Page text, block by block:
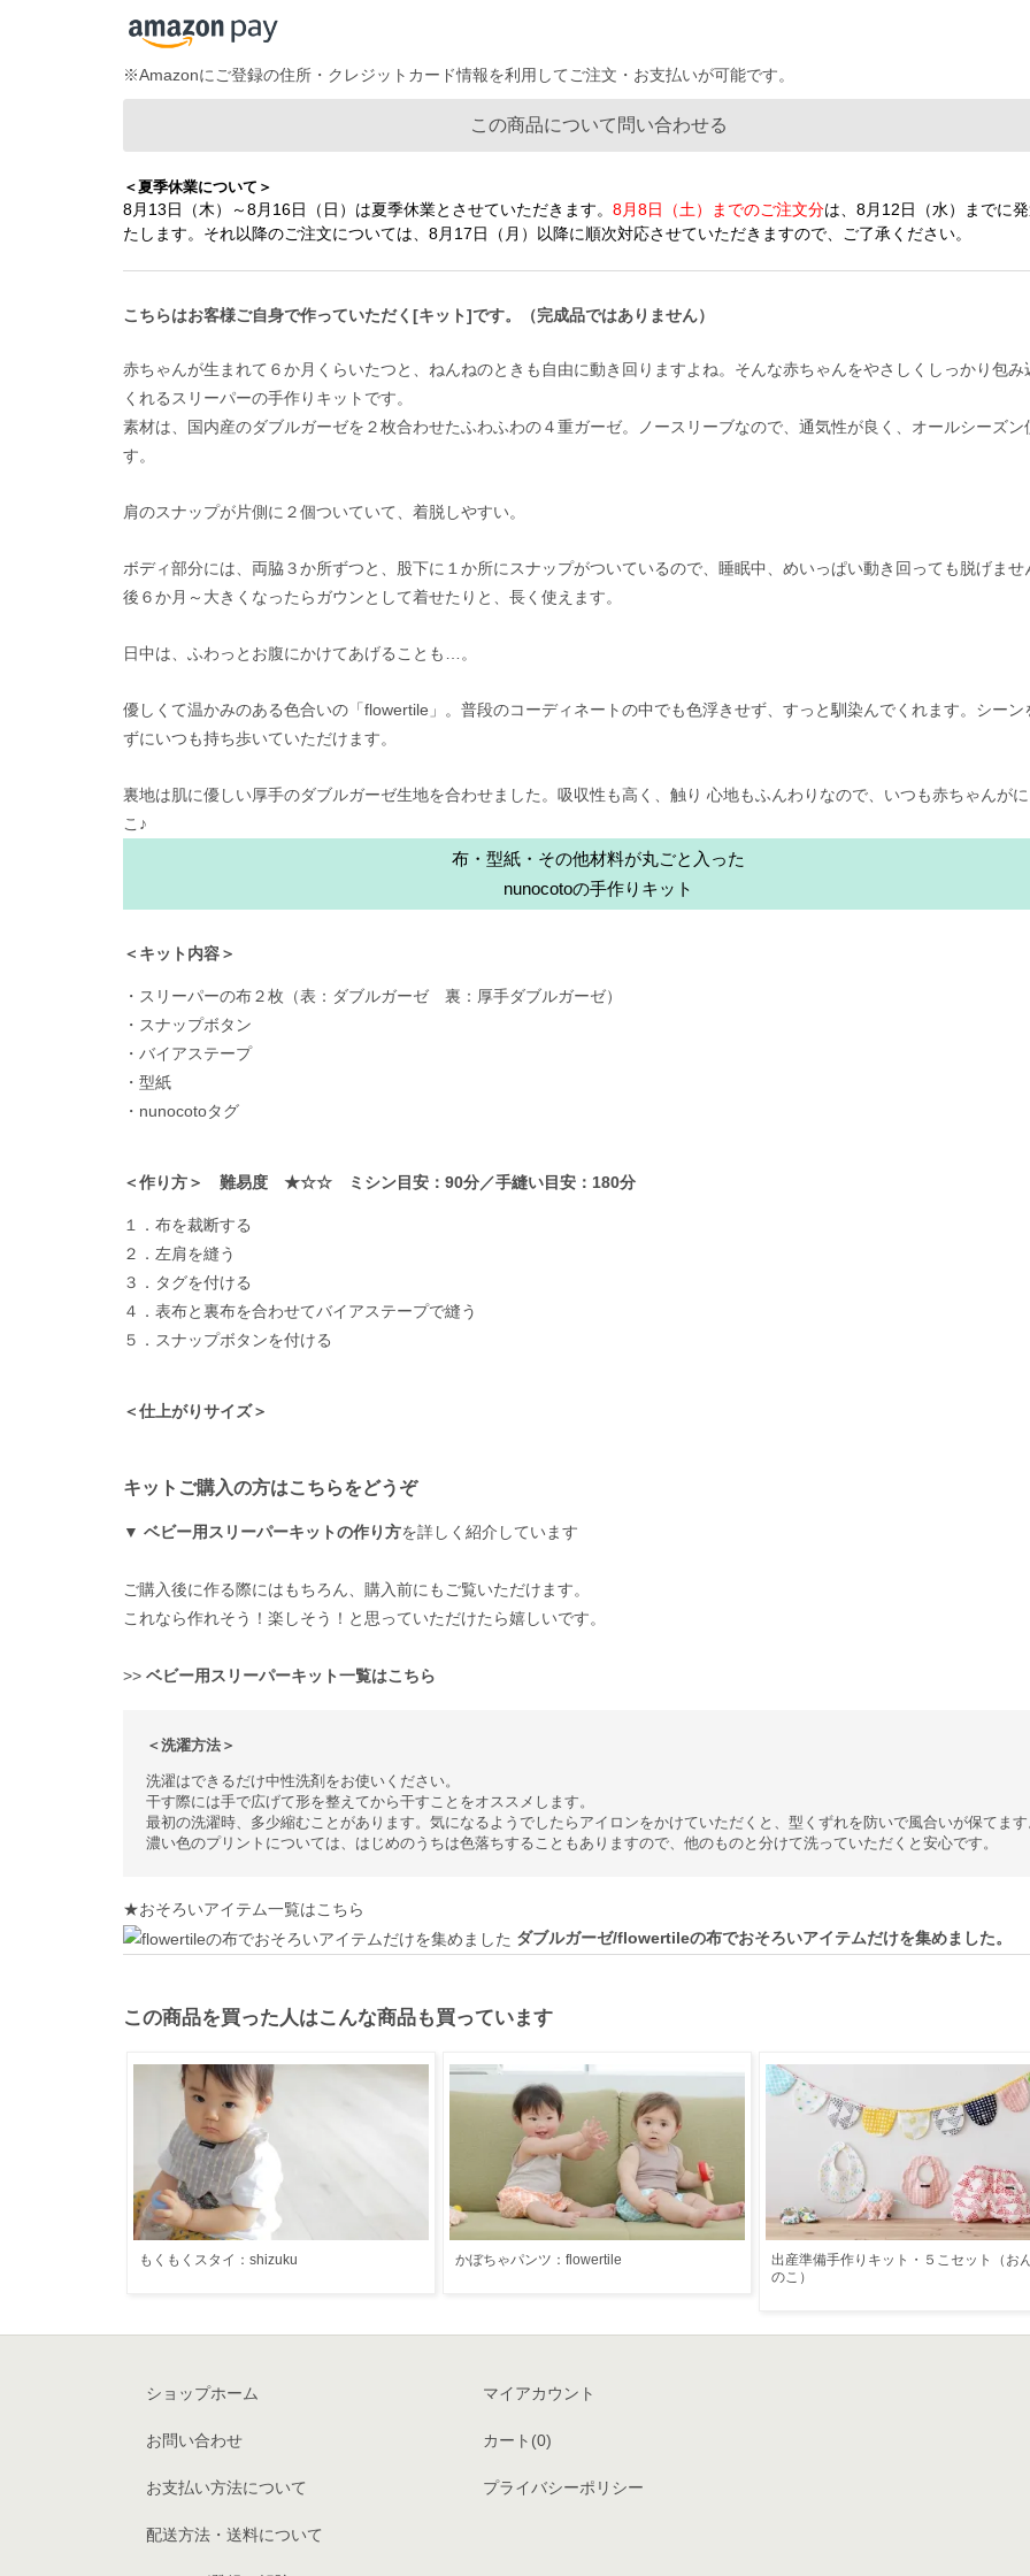
※Amazonにご登録の住所・クレジットカード情報を利用してご注文・お支払いが可能です。
この商品について問い合わせる
＜夏季休業について＞
8月13日（木）～8月16日（日）は夏季休業とさせていただきます。8月8日（土）までのご注文分は、8月12日（水）までに
たします。それ以降のご注文については、8月17日（月）以降に順次対応させていただきますので、ご了承ください。
こちらはお客様ご自身で作っていただく[キット]です。（完成品ではありません）
赤ちゃんが生まれて６か月くらいたつと、ねんねのときも自由に動き回りますよね。そんな赤ちゃんをやさしくしっかり包み
くれるスリーパーの手作りキットです。
素材は、国内産のダブルガーゼを２枚合わせたふわふわの４重ガーゼ。ノースリーブなので、通気性が良く、オールシーズン
す。
肩のスナップが片側に２個ついていて、着脱しやすい。
ボディ部分には、両脇３か所ずつと、股下に１か所にスナップがついているので、睡眠中、めいっぱい動き回っても脱げませ
後６か月～大きくなったらガウンとして着せたりと、長く使えます。
日中は、ふわっとお腹にかけてあげることも…。
優しくて温かみのある色合いの「flowertile」。普段のコーディネートの中でも色浮きせず、すっと馴染んでくれます。シーン
ずにいつも持ち歩いていただけます。
裏地は肌に優しい厚手のダブルガーゼ生地を合わせました。吸収性も高く、触り 心地もふんわりなので、いつも赤ちゃんが
こ♪
布・型紙・その他材料が丸ごと入った
nunocotoの手作りキット
＜キット内容＞
・スリーパーの布２枚（表：ダブルガーゼ 裏：厚手ダブルガーゼ）
・スナップボタン
・バイアステープ
・型紙
・nunocotoタグ
＜作り方＞ 難易度 ★☆☆ ミシン目安：90分／手縫い目安：180分
１．布を裁断する
２．左肩を縫う
３．タグを付ける
４．表布と裏布を合わせてバイアステープで縫う
５．スナップボタンを付ける
＜仕上がりサイズ＞
キットご購入の方はこちらをどうぞ
▼ ベビー用スリーパーキットの作り方を詳しく紹介しています
ご購入後に作る際にはもちろん、購入前にもご覧いただけます。
これなら作れそう！楽しそう！と思っていただけたら嬉しいです。
>> ベビー用スリーパーキット一覧はこちら
＜洗濯方法＞
洗濯はできるだけ中性洗剤をお使いください。
干す際には手で広げて形を整えてから干すことをオススメします。
最初の洗濯時、多少縮むことがあります。気になるようでしたらアイロンをかけていただくと、型くずれを防いで風合いが保てま
濃い色のプリントについては、はじめのうちは色落ちすることもありますので、他のものと分けて洗っていただくと安心です。
★おそろいアイテム一覧はこちら
ダブルガーゼ/flowertileの布でおそろいアイテムだけを集めました。
この商品を買った人はこんな商品も買っています
もくもくスタイ：shizuku かぼちゃパンツ：flowertile
出産準備手作りキット・５こセット（お
のこ）
ショップホーム
お問い合わせ
お支払い方法について
配送方法・送料について
マイアカウント
カート(0)
プライバシーポリシー